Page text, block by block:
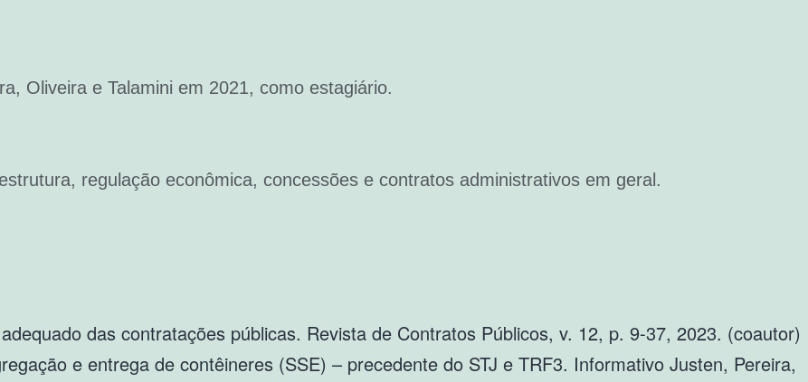
Oliveira e Talamini em 2021, como estagiário.
regulação econômica, concessões e contratos administrativos em geral.
das contratações públicas. Revista de Contratos Públicos, v. 12, p. 9-37, 2023. (coautor)
e entrega de contêineres (SSE) – precedente do STJ e TRF3. Informativo Justen, Pereira,